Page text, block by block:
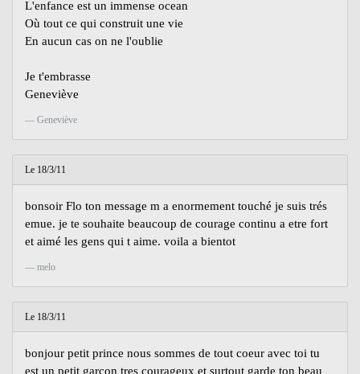
L'enfance est un immense ocean
Où tout ce qui construit une vie
En aucun cas on ne l'oublie
Je t'embrasse
Geneviève
Geneviève
Le 18/3/11
bonsoir Flo ton message m a enormement touché je suis trés
emue. je te souhaite beaucoup de courage continu a etre fort
et aimé les gens qui t aime. voila a bientot
melo
Le 18/3/11
bonjour petit prince nous sommes de tout coeur avec toi tu
est un petit garcon tres courageux et surtout garde ton beau